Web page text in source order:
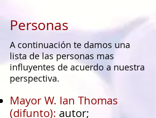
Personas
A continuación te damos una
lista de las personas mas
influyentes de acuerdo a nuestra
perspectiva.
Mayor W. Ian Thomas
(difunto): autor;